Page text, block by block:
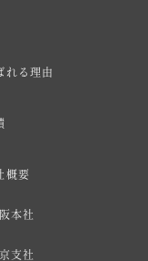
れる理由
概要
本社
支社